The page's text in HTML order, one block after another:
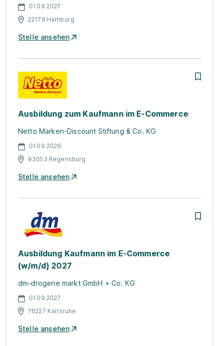
01.09.2027
22179 Hamburg
Stelle ansehen
Ausbildung zum Kaufmann im E-Commerce
Netto Marken-Discount Stiftung & Co. KG
01.09.2026
93053 Regensburg
Stelle ansehen
Ausbildung Kaufmann im E-Commerce
(w/m/d) 2027
dm-drogerie markt GmbH + Co. KG
01.09.2027
76227 Karlsruhe
Stelle ansehen